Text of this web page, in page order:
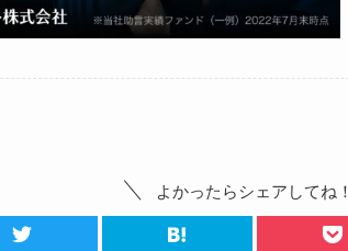
よかったらシェアしてね！